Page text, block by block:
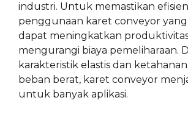
industri. Untuk memastikan
penggunaan karet conveyor
dapat meningkatkan
mengurangi biaya pemeliharaan.
karakteristik elastis dan
beban berat, karet conveyor
untuk banyak aplikasi.